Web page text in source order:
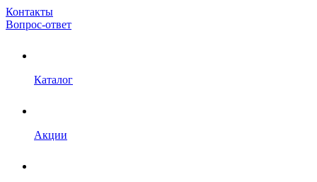
Контакты
Вопрос-ответ
Каталог
Акции